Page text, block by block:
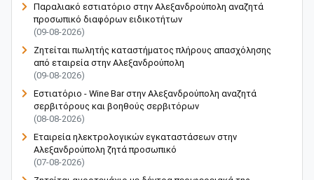
Παραλιακό εστιατόριο στην Αλεξανδρούπολη αναζητά
προσωπικό διαφόρων ειδικοτήτων
(09-08-2026)
Ζητείται πωλητής καταστήματος πλήρους απασχόλησης
από εταιρεία στην Αλεξανδρούπολη
(09-08-2026)
Εστιατόριο - Wine Bar στην Αλεξανδρούπολη αναζητά
σερβιτόρους και βοηθούς σερβιτόρων
(08-08-2026)
Εταιρεία ηλεκτρολογικών εγκαταστάσεων στην
Αλεξανδρούπολη ζητά προσωπικό
(07-08-2026)